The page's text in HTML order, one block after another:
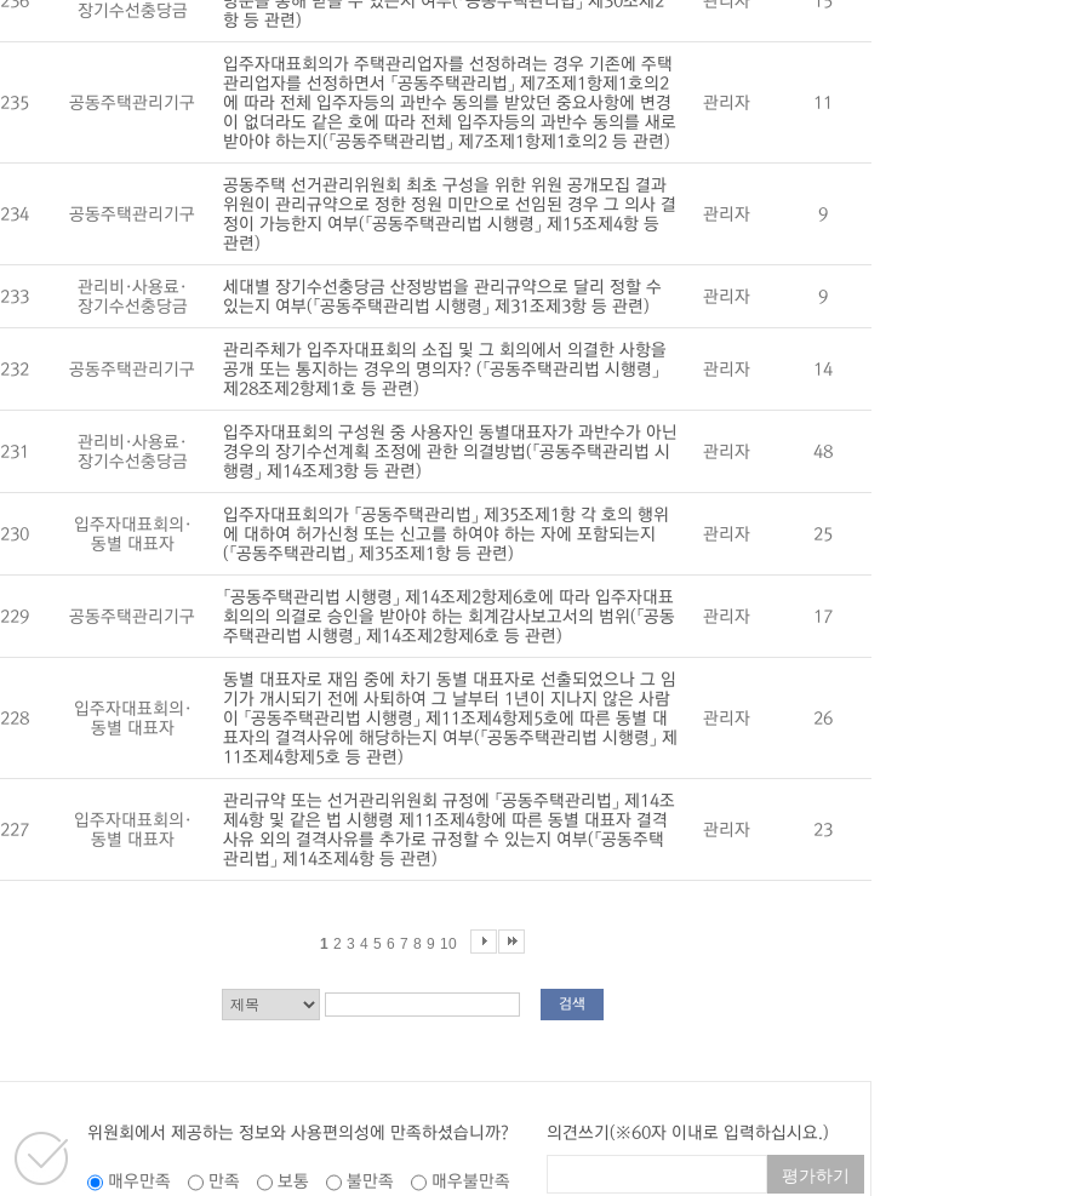
장기수선충당금
항 등 관련)
235 공동주택관리기구
입주자대표회의가 주택관리업자를 선정하려는 경우 기존에 주택
관리업자를 선정하면서 「공동주택관리법」 제7조제1항제1호의2
에 따라 전체 입주자등의 과반수 동의를 받았던 중요사항에 변경
이 없더라도 같은 호에 따라 전체 입주자등의 과반수 동의를 새로
받아야 하는지(「공동주택관리법」 제7조제1항제1호의2 등 관련)
관리자 11
234 공동주택관리기구
공동주택 선거관리위원회 최초 구성을 위한 위원 공개모집 결과
위원이 관리규약으로 정한 정원 미만으로 선임된 경우 그 의사 결
정이 가능한지 여부(「공동주택관리법 시행령」 제15조제4항 등
관련)
관리자 9
233
관리비·사용료·
장기수선충당금
세대별 장기수선충당금 산정방법을 관리규약으로 달리 정할 수
있는지 여부(「공동주택관리법 시행령」 제31조제3항 등 관련)
관리자 9
232 공동주택관리기구
관리주체가 입주자대표회의 소집 및 그 회의에서 의결한 사항을
공개 또는 통지하는 경우의 명의자? (「공동주택관리법 시행령」
제28조제2항제1호 등 관련)
관리자 14
231
관리비·사용료·
장기수선충당금
입주자대표회의 구성원 중 사용자인 동별대표자가 과반수가 아닌
경우의 장기수선계획 조정에 관한 의결방법(「공동주택관리법 시
행령」 제14조제3항 등 관련)
관리자 48
230
입주자대표회의·
동별 대표자
입주자대표회의가 「공동주택관리법」 제35조제1항 각 호의 행위
에 대하여 허가신청 또는 신고를 하여야 하는 자에 포함되는지
(「공동주택관리법」 제35조제1항 등 관련)
관리자 25
229 공동주택관리기구
「공동주택관리법 시행령」 제14조제2항제6호에 따라 입주자대표
회의의 의결로 승인을 받아야 하는 회계감사보고서의 범위(「공동
주택관리법 시행령」 제14조제2항제6호 등 관련)
관리자 17
228
입주자대표회의·
동별 대표자
동별 대표자로 재임 중에 차기 동별 대표자로 선출되었으나 그 임
기가 개시되기 전에 사퇴하여 그 날부터 1년이 지나지 않은 사람
이 「공동주택관리법 시행령」 제11조제4항제5호에 따른 동별 대
표자의 결격사유에 해당하는지 여부(「공동주택관리법 시행령」 제
11조제4항제5호 등 관련)
관리자 26
227
입주자대표회의·
동별 대표자
관리규약 또는 선거관리위원회 규정에 「공동주택관리법」 제14조
제4항 및 같은 법 시행령 제11조제4항에 따른 동별 대표자 결격
사유 외의 결격사유를 추가로 규정할 수 있는지 여부(「공동주택
관리법」 제14조제4항 등 관련)
관리자 23
1 2 3 4 5 6 7 8 9 10
검색
위원회에서 제공하는 정보와 사용편의성에 만족하셨습니까?
매우만족 만족 보통 불만족 매우불만족
의견쓰기(※60자 이내로 입력하십시요.)